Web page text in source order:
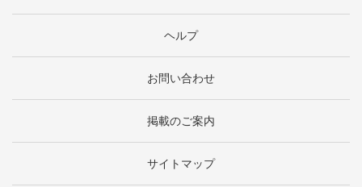
ヘルプ
お問い合わせ
掲載のご案内
サイトマップ